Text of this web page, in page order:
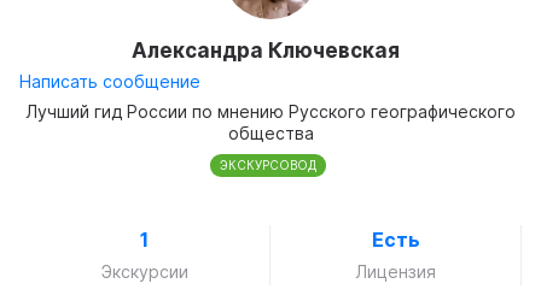
Александра Ключевская
ЭКСКУРСОВОД
Написать сообщение
Лучший гид России по мнению Русского географического
общества
Экскурсии
1
Лицензия
Есть